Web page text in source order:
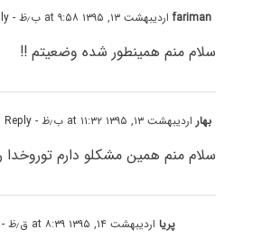
farimanاردیبهشت ۱۳, ۱۳۹۵ at ۹:۵۸ ب٫ظ - Reply
سلام منم همینطور شده وضعیتم !!
بهار اردیبهشت ۱۳, ۱۳۹۵ at ۱۱:۳۲ ب٫ظ - Reply
سلام منم همین مشکلو دارم توروخدا
پریااردیبهشت ۱۴, ۱۳۹۵ at ۸:۳۹ ق٫ظ - Reply